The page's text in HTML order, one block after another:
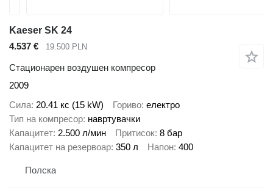
Kaeser SK 24
4.537 €
19.500 PLN
Стационарен воздушен компресор
2009
Сила 20.41 кс (15 kW) Гориво електро
Тип на компресор навртувачки
Капацитет 2.500 л/мин Притисок 8 бар
Капацитет на резервоар 350 л Напон 400
Полска